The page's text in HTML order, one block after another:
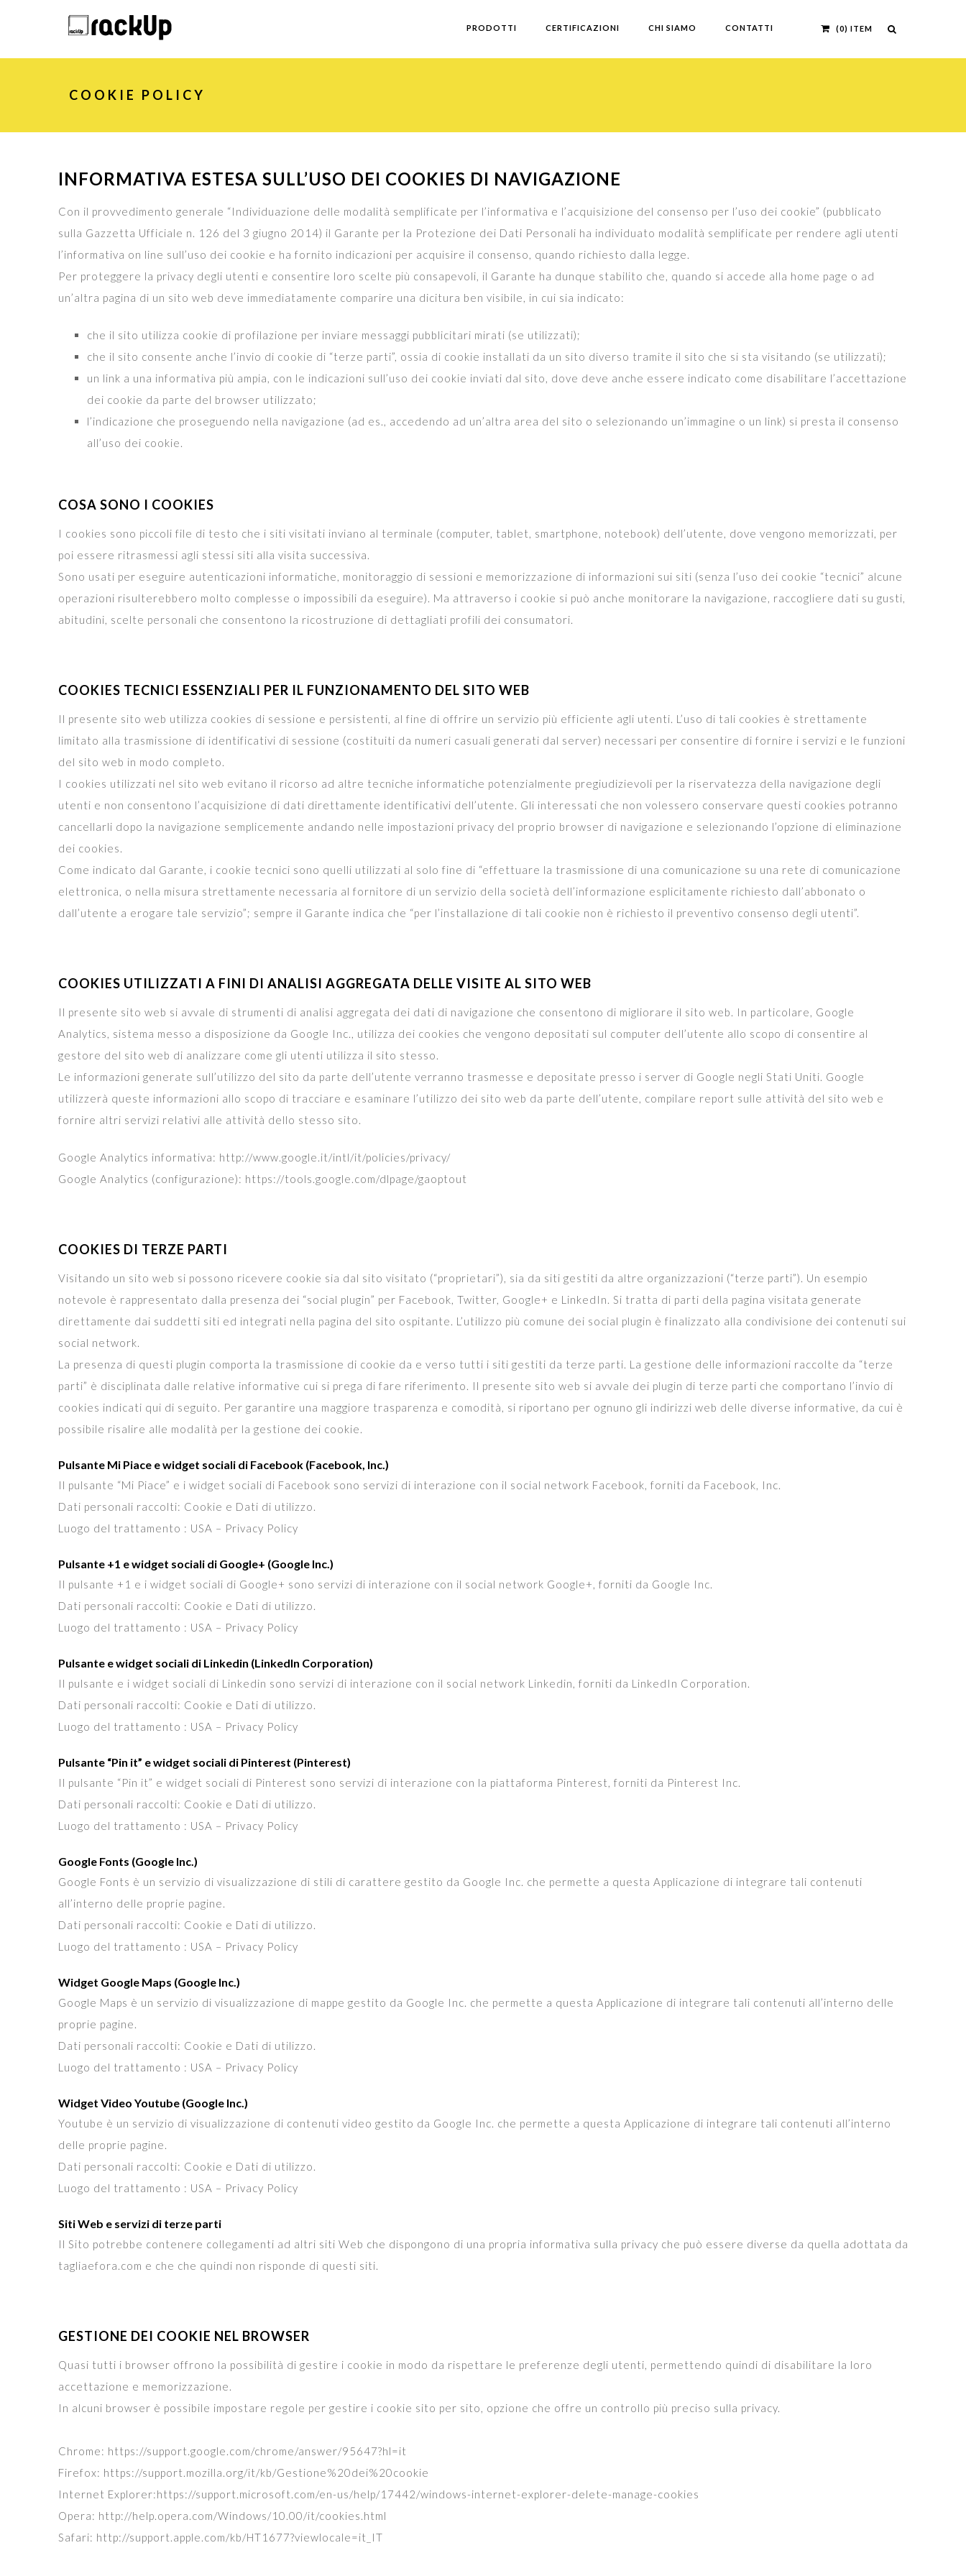
(0) ITEM
PRODOTTI CERTIFICAZIONI CHI SIAMO CONTATTI
COOKIE POLICY
INFORMATIVA ESTESA SULL’USO DEI COOKIES DI NAVIGAZIONE
Con il provvedimento generale “Individuazione delle modalità semplificate per l’informativa e l’acquisizione del consenso per l’uso dei cookie” (pubblicato
sulla Gazzetta Ufficiale n. 126 del 3 giugno 2014) il Garante per la Protezione dei Dati Personali ha individuato modalità semplificate per rendere agli utenti
l’informativa on line sull’uso dei cookie e ha fornito indicazioni per acquisire il consenso, quando richiesto dalla legge.
Per proteggere la privacy degli utenti e consentire loro scelte più consapevoli, il Garante ha dunque stabilito che, quando si accede alla home page o ad
un’altra pagina di un sito web deve immediatamente comparire una dicitura ben visibile, in cui sia indicato:
che il sito utilizza cookie di profilazione per inviare messaggi pubblicitari mirati (se utilizzati);
che il sito consente anche l’invio di cookie di “terze parti”, ossia di cookie installati da un sito diverso tramite il sito che si sta visitando (se utilizzati);
un link a una informativa più ampia, con le indicazioni sull’uso dei cookie inviati dal sito, dove deve anche essere indicato come disabilitare l’accettazione
dei cookie da parte del browser utilizzato;
l’indicazione che proseguendo nella navigazione (ad es., accedendo ad un’altra area del sito o selezionando un’immagine o un link) si presta il consenso
all’uso dei cookie.
COSA SONO I COOKIES
I cookies sono piccoli file di testo che i siti visitati inviano al terminale (computer, tablet, smartphone, notebook) dell’utente, dove vengono memorizzati, per
poi essere ritrasmessi agli stessi siti alla visita successiva.
Sono usati per eseguire autenticazioni informatiche, monitoraggio di sessioni e memorizzazione di informazioni sui siti (senza l’uso dei cookie “tecnici” alcune
operazioni risulterebbero molto complesse o impossibili da eseguire). Ma attraverso i cookie si può anche monitorare la navigazione, raccogliere dati su gusti,
abitudini, scelte personali che consentono la ricostruzione di dettagliati profili dei consumatori.
COOKIES TECNICI ESSENZIALI PER IL FUNZIONAMENTO DEL SITO WEB
Il presente sito web utilizza cookies di sessione e persistenti, al fine di offrire un servizio più efficiente agli utenti. L’uso di tali cookies è strettamente
limitato alla trasmissione di identificativi di sessione (costituiti da numeri casuali generati dal server) necessari per consentire di fornire i servizi e le funzioni
del sito web in modo completo.
I cookies utilizzati nel sito web evitano il ricorso ad altre tecniche informatiche potenzialmente pregiudizievoli per la riservatezza della navigazione degli
utenti e non consentono l’acquisizione di dati direttamente identificativi dell’utente. Gli interessati che non volessero conservare questi cookies potranno
cancellarli dopo la navigazione semplicemente andando nelle impostazioni privacy del proprio browser di navigazione e selezionando l’opzione di eliminazione
dei cookies.
Come indicato dal Garante, i cookie tecnici sono quelli utilizzati al solo fine di “effettuare la trasmissione di una comunicazione su una rete di comunicazione
elettronica, o nella misura strettamente necessaria al fornitore di un servizio della società dell’informazione esplicitamente richiesto dall’abbonato o
dall’utente a erogare tale servizio”; sempre il Garante indica che “per l’installazione di tali cookie non è richiesto il preventivo consenso degli utenti”.
COOKIES UTILIZZATI A FINI DI ANALISI AGGREGATA DELLE VISITE AL SITO WEB
Il presente sito web si avvale di strumenti di analisi aggregata dei dati di navigazione che consentono di migliorare il sito web. In particolare, Google
Analytics, sistema messo a disposizione da Google Inc., utilizza dei cookies che vengono depositati sul computer dell’utente allo scopo di consentire al
gestore del sito web di analizzare come gli utenti utilizza il sito stesso.
Le informazioni generate sull’utilizzo del sito da parte dell’utente verranno trasmesse e depositate presso i server di Google negli Stati Uniti. Google
utilizzerà queste informazioni allo scopo di tracciare e esaminare l’utilizzo dei sito web da parte dell’utente, compilare report sulle attività del sito web e
fornire altri servizi relativi alle attività dello stesso sito.
Google Analytics informativa: http://www.google.it/intl/it/policies/privacy/
Google Analytics (configurazione): https://tools.google.com/dlpage/gaoptout
COOKIES DI TERZE PARTI
Visitando un sito web si possono ricevere cookie sia dal sito visitato (“proprietari”), sia da siti gestiti da altre organizzazioni (“terze parti”). Un esempio
notevole è rappresentato dalla presenza dei “social plugin” per Facebook, Twitter, Google+ e LinkedIn. Si tratta di parti della pagina visitata generate
direttamente dai suddetti siti ed integrati nella pagina del sito ospitante. L’utilizzo più comune dei social plugin è finalizzato alla condivisione dei contenuti sui
social network.
La presenza di questi plugin comporta la trasmissione di cookie da e verso tutti i siti gestiti da terze parti. La gestione delle informazioni raccolte da “terze
parti” è disciplinata dalle relative informative cui si prega di fare riferimento. Il presente sito web si avvale dei plugin di terze parti che comportano l’invio di
cookies indicati qui di seguito. Per garantire una maggiore trasparenza e comodità, si riportano per ognuno gli indirizzi web delle diverse informative, da cui è
possibile risalire alle modalità per la gestione dei cookie.
Pulsante Mi Piace e widget sociali di Facebook (Facebook, Inc.)
Il pulsante “Mi Piace” e i widget sociali di Facebook sono servizi di interazione con il social network Facebook, forniti da Facebook, Inc.
Dati personali raccolti: Cookie e Dati di utilizzo.
Luogo del trattamento : USA – Privacy Policy
Pulsante +1 e widget sociali di Google+ (Google Inc.)
Il pulsante +1 e i widget sociali di Google+ sono servizi di interazione con il social network Google+, forniti da Google Inc.
Dati personali raccolti: Cookie e Dati di utilizzo.
Luogo del trattamento : USA – Privacy Policy
Pulsante e widget sociali di Linkedin (LinkedIn Corporation)
Il pulsante e i widget sociali di Linkedin sono servizi di interazione con il social network Linkedin, forniti da LinkedIn Corporation.
Dati personali raccolti: Cookie e Dati di utilizzo.
Luogo del trattamento : USA – Privacy Policy
Pulsante “Pin it” e widget sociali di Pinterest (Pinterest)
Il pulsante “Pin it” e widget sociali di Pinterest sono servizi di interazione con la piattaforma Pinterest, forniti da Pinterest Inc.
Dati personali raccolti: Cookie e Dati di utilizzo.
Luogo del trattamento : USA – Privacy Policy
Google Fonts (Google Inc.)
Google Fonts è un servizio di visualizzazione di stili di carattere gestito da Google Inc. che permette a questa Applicazione di integrare tali contenuti
all’interno delle proprie pagine.
Dati personali raccolti: Cookie e Dati di utilizzo.
Luogo del trattamento : USA – Privacy Policy
Widget Google Maps (Google Inc.)
Google Maps è un servizio di visualizzazione di mappe gestito da Google Inc. che permette a questa Applicazione di integrare tali contenuti all’interno delle
proprie pagine.
Dati personali raccolti: Cookie e Dati di utilizzo.
Luogo del trattamento : USA – Privacy Policy
Widget Video Youtube (Google Inc.)
Youtube è un servizio di visualizzazione di contenuti video gestito da Google Inc. che permette a questa Applicazione di integrare tali contenuti all’interno
delle proprie pagine.
Dati personali raccolti: Cookie e Dati di utilizzo.
Luogo del trattamento : USA – Privacy Policy
Siti Web e servizi di terze parti
Il Sito potrebbe contenere collegamenti ad altri siti Web che dispongono di una propria informativa sulla privacy che può essere diverse da quella adottata da
tagliaefora.com e che che quindi non risponde di questi siti.
GESTIONE DEI COOKIE NEL BROWSER
Quasi tutti i browser offrono la possibilità di gestire i cookie in modo da rispettare le preferenze degli utenti, permettendo quindi di disabilitare la loro
accettazione e memorizzazione.
In alcuni browser è possibile impostare regole per gestire i cookie sito per sito, opzione che offre un controllo più preciso sulla privacy.
Chrome: https://support.google.com/chrome/answer/95647?hl=it
Firefox: https://support.mozilla.org/it/kb/Gestione%20dei%20cookie
Internet Explorer:https://support.microsoft.com/en-us/help/17442/windows-internet-explorer-delete-manage-cookies
Opera: http://help.opera.com/Windows/10.00/it/cookies.html
Safari: http://support.apple.com/kb/HT1677?viewlocale=it_IT